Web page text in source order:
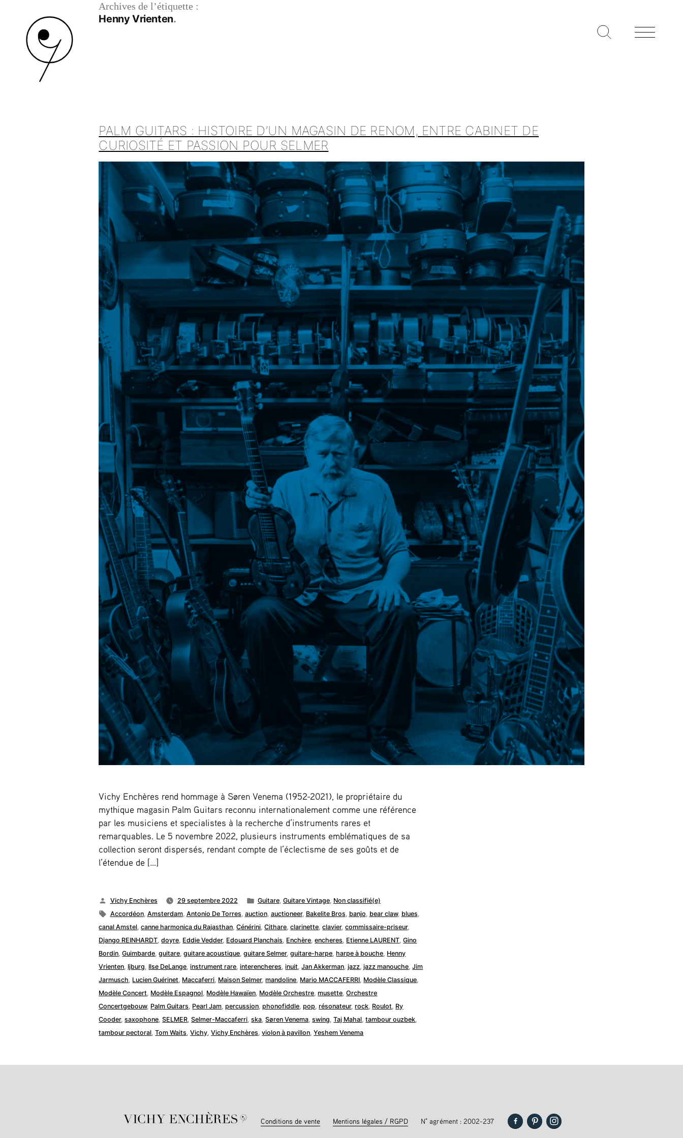
Archives de l’étiquette :
Henny Vrienten
PALM GUITARS : HISTOIRE D’UN MAGASIN DE RENOM, ENTRE CABINET DE
CURIOSITÉ ET PASSION POUR SELMER
Vichy Enchères rend hommage à Søren Venema (1952-2021), le propriétaire du
mythique magasin Palm Guitars reconnu internationalement comme une référence
par les musiciens et specialistes à la recherche d’instruments rares et
remarquables. Le 5 novembre 2022, plusieurs instruments emblématiques de sa
collection seront dispersés, rendant compte de l’éclectisme de ses goûts et de
l’étendue de […]
Publié
par
Vichy Enchères 29 septembre 2022
Publié
dans
Guitare, Guitare Vintage, Non classifié(e)
Étiquettes :
Accordéon, Amsterdam, Antonio De Torres auction, auctioneer, Bakelite Bros banjo bear claw, blues
canal Amstel ,canne harmonica du Rajasthan ,Cénérini ,Cithare ,clarinette ,clavier,commissaire-priseur,
Django REINHARDT ,doyre Eddie Vedder, Edouard Planchais Enchère ,encheres Etienne LAURENT ,Gino
Bordin ,Guimbarde ,guitare ,guitare acoustique ,guitare Selmer,guitare-harpe ,harpe à bouche Henny
Vrienten Ijburg Ilse DeLange ,instrument rare ,interencheres ,inuit ,Jan Akkerman ,jazz ,jazz manouche ,Jim
Jarmusch Lucien Guérinet Maccaferri Maison Selmer,mandoline Mario MACCAFERRI Modèle Classique
Modèle Concert Modèle Espagnol Modèle Hawaïen Modèle Orchestre ,musette ,Orchestre
Concertgebouw, Palm Guitars Pearl Jam ,percussion ,phonofiddle ,pop ,résonateur,rock Roulot Ry
Cooder,saxophone ,SELMER ,Selmer-Maccaferri ,ska ,Søren Venema ,swing ,Taj Mahal ,tambour ouzbek
tambour pectoral ,Tom Waits ,Vichy ,Vichy Enchères ,violon à pavillon ,Yeshem Venema
Conditions de vente Mentions légales / RGPD N° agrément : 2002-237